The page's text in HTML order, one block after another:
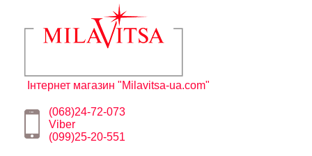
Інтернет магазин "Milavitsa-ua.com"
(068)24-72-073
Viber
(099)25-20-551